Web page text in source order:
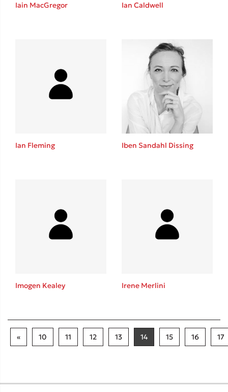
Iain MacGregor Ian Caldwell
Ian Fleming Iben Sandahl Dissing
Imogen Kealey Irene Merlini
« 10 11 12 13 14 15 16 17